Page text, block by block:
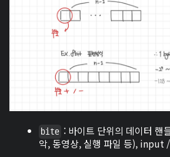
bite : 바이트 단위의 데이터 핸
악, 동영상, 실행 파일 등),